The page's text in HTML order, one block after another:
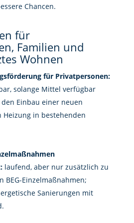
Chancen.
für
Familien und
Wohnen
für Privatpersonen:
solange Mittel verfügbar
Einbau einer neuen
in bestehenden
laufend, aber nur zusätzlich zu
BEG-Einzelmaßnahmen;
Sanierungen mit